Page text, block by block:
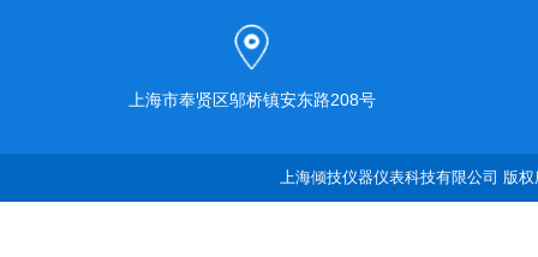
上海市奉贤区邬桥镇安东路208号
上海倾技仪器仪表科技有限公司 版